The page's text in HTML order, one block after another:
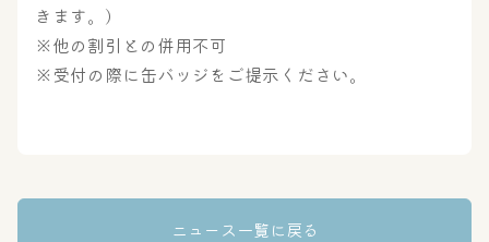
その他施設
きます。)
※他の割引との併用不可
※受付の際に缶バッジをご提示ください。
ニュース一覧に戻る